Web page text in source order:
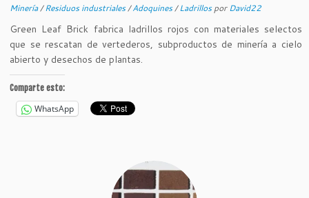
Minería/Residuos industriales/Adoquines/LadrillosporDavid22
Green Leaf Brick fabrica ladrillos rojos con materiales selectos
que se rescatan de vertederos, subproductos de minería a cielo
abierto y desechos de plantas.
Comparte esto:
WhatsApp